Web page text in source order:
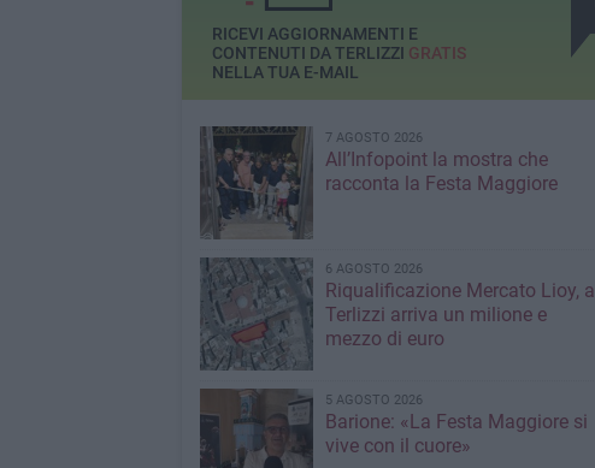
RICEVI AGGIORNAMENTI E
CONTENUTI DA TERLIZZI GRATIS
NELLA TUA E-MAIL
7 AGOSTO 2026
All’Infopoint la mostra che
racconta la Festa Maggiore
6 AGOSTO 2026
Riqualificazione Mercato Lioy, a
Terlizzi arriva un milione e
mezzo di euro
5 AGOSTO 2026
Barione: «La Festa Maggiore si
vive con il cuore»